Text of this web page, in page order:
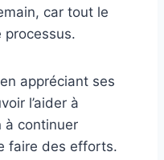
car tout le
processus.
appréciant ses
l’aider à
à continuer
faire des efforts.